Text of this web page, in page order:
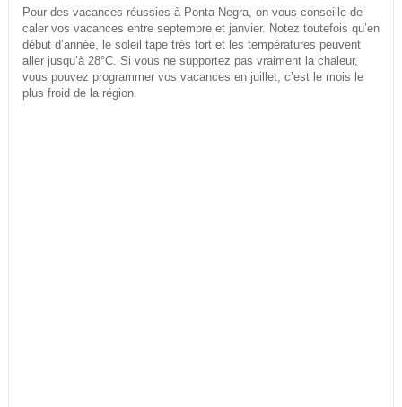
Pour des vacances réussies à Ponta Negra, on vous conseille de
caler vos vacances entre septembre et janvier. Notez toutefois qu’en
début d’année, le soleil tape très fort et les températures peuvent
aller jusqu’à 28°C. Si vous ne supportez pas vraiment la chaleur,
vous pouvez programmer vos vacances en juillet, c’est le mois le
plus froid de la région.